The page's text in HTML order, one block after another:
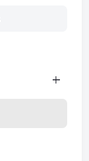
add